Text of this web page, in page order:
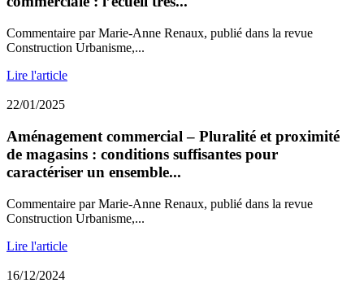
Commentaire par Marie-Anne Renaux, publié dans la revue
Construction Urbanisme,...
Lire l'article
22/01/2025
Aménagement commercial – Pluralité et proximité
de magasins : conditions suffisantes pour
caractériser un ensemble...
Commentaire par Marie-Anne Renaux, publié dans la revue
Construction Urbanisme,...
Lire l'article
16/12/2024